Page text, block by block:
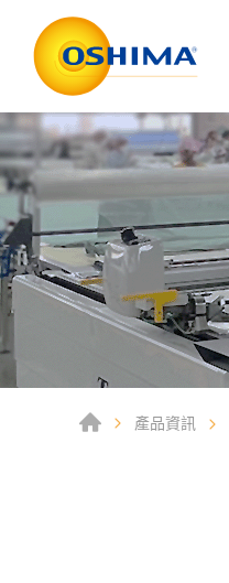
產品資訊